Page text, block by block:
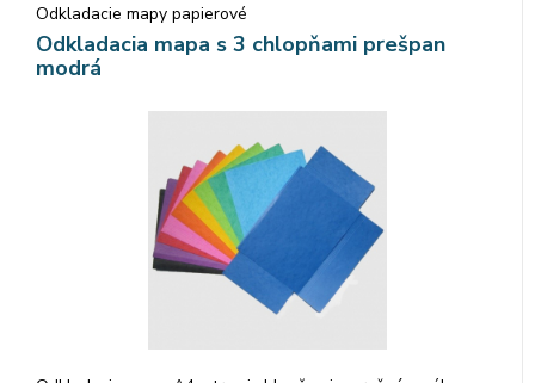
Odkladacie mapy papierové
Odkladacia mapa s 3 chlopňami prešpan
modrá